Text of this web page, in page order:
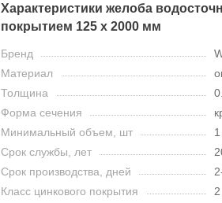
Характеристики желоба
покрытием 125 х 2000 мм
Бренд
Материал
Толщина
Форма сечения
Минимальный объем, шт
1
Срок службы, лет
Срок производства, дней
Класс цинкового покрытия
2